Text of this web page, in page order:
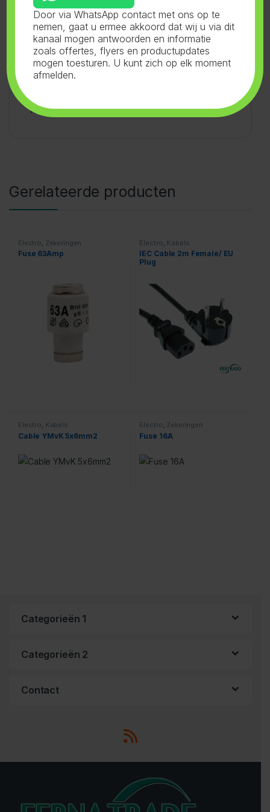
kortsluitstromen. DIN VDE 0636-3.
Passchroef
Tag:Fernatrade GmbH
Gerelateerde producten
Electro Zekeringen
Fuse 63Amp
Electro Kabels
IEC Cable 2m Female/ EU
Plug
Electro, Kabels
Cable YMvK 5x6mm2
Electro, Zekeringen
Fuse 16A
Categorieën 1
Categorieën 2
Contact
Door via WhatsApp contact met ons op te
nemen, gaat u ermee akkoord dat wij u via dit
kanaal mogen antwoorden en informatie
zoals offertes, flyers en productupdates
mogen toesturen. U kunt zich op elk moment
afmelden.